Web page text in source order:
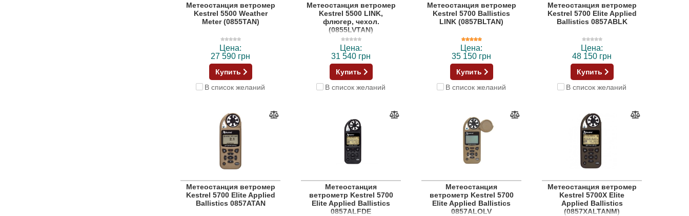
Метеостанция ветромер
Kestrel 5500 Weather
Meter (0855TAN)
Цена:
27 590 грн
Купить
В список желаний
Метеостанция ветромер
Kestrel 5500 LINK,
флюгер, чехол.
(0855LVTAN)
Цена:
31 540 грн
Купить
В список желаний
Метеостанция ветромер
Kestrel 5700 Ballistics
LINK (0857BLTAN)
Цена:
35 150 грн
Купить
В список желаний
Метеостанция ветромер
Kestrel 5700 Elite Applied
Ballistics 0857ABLK
Цена:
48 150 грн
Купить
В список желаний
Метеостанция ветромер
Kestrel 5700 Elite Applied
Ballistics 0857ATAN
Метеостанция
ветрометр Kestrel 5700
Elite Applied Ballistics
0857ALFDE
Метеостанция
ветрометр Kestrel 5700
Elite Applied Ballistics
0857ALOLV
Метеостанция ветромер
Kestrel 5700X Elite
Applied Ballistics
(0857XALTANM)